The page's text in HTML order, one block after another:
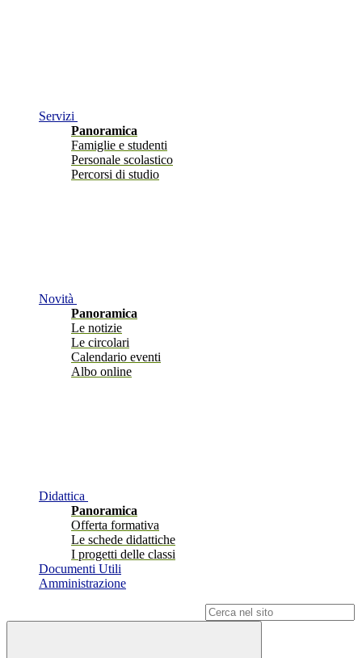
Servizi
Panoramica
Famiglie e studenti
Personale scolastico
Percorsi di studio
Novità
Panoramica
Le notizie
Le circolari
Calendario eventi
Albo online
Didattica
Panoramica
Offerta formativa
Le schede didattiche
I progetti delle classi
Documenti Utili
Amministrazione